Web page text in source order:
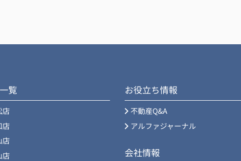
覧
店
店
店
店
お役立ち情報
不動産Q&A
アルファジャーナル
会社情報